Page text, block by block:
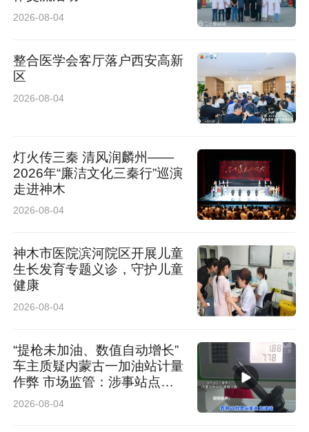
9–14岁1200–1500ml），渴了只喝水。
3. 情绪管理
陪伴、多互动，用玩耍代替吃零食。
三、如何长期坚持
• 设立每周放松日：每周1天可以吃少量爱吃的零
食/外卖，不压抑欲望，避免反弹。
食，2～4周慢慢过渡。
2. 可视化打卡，提升动力
2026-08-04
整合医学会客厅落户西安高新
区
2026-08-04
灯火传三秦 清风润麟州——
2026年“廉洁文化三秦行”巡演
走进神木
2026-08-04
神木市医院滨河院区开展儿童
生长发育专题义诊，守护儿童
健康
2026-08-04
“提枪未加油、数值自动增长”
车主质疑内蒙古一加油站计量
作弊 市场监管：涉事站点停
业 加油机封存送检
2026-08-04